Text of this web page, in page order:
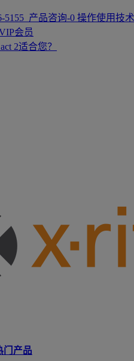
5155 产品咨询-0 操作使用技
会员
2适合您？
门产品